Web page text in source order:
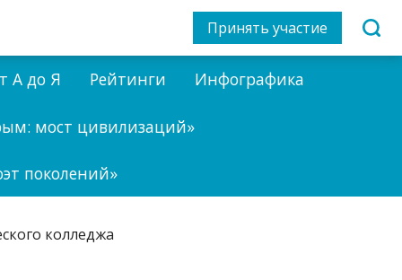
Принять участие
А до Я Рейтинги Инфографика
мост цивилизаций»
поколений»